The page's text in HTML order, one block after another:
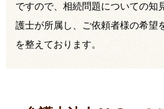
ですので、相続問題についての知
護士が所属し、ご依頼者様の希望
を整えております。